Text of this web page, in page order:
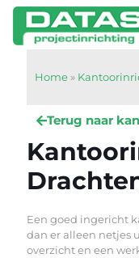
Home »
Terug naar
Een goed ingericht
dan er alleen netjes
overzicht en een